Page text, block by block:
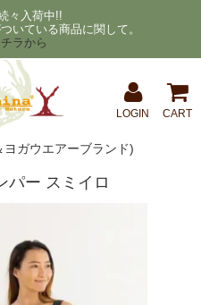
々入荷中!!
いている商品に関して。
ラから
LOGIN CART
ガウエアーブランド)
パー スミイロ